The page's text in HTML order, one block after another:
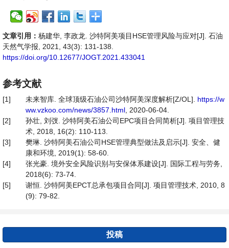
文章引用： 杨建华, 李政龙. 沙特阿美项目HSE管理风险与应对[J]. 石油
天然气学报, 2021, 43(3): 131-138.
https://doi.org/10.12677/JOGT.2021.433041
参考文献
[1] 未来智库. 全球顶级石油公司沙特阿美深度解析[Z/OL]. https://w
ww.vzkoo.com/news/3857.html , 2020-06-04.
[2]
孙壮, 刘弢. 沙特阿美石油公司EPC项目合同简析[J]. 项目管理技
术, 2018, 16(2): 110-113.
[3]
樊琳. 沙特阿美石油公司HSE管理典型做法及启示[J]. 安全、健
康和环境, 2019(1): 58-60.
[4]
张光豪. 境外安全风险识别与安保体系建设[J]. 国际工程与劳务,
2018(6): 73-74.
[5]
谢恒. 沙特阿美EPCT总承包项目合同[J]. 项目管理技术, 2010, 8
(9): 79-82.
投稿